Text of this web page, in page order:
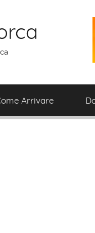
Arrivare